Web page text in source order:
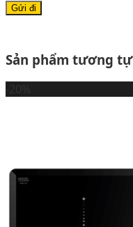
Sản phẩm tương tự